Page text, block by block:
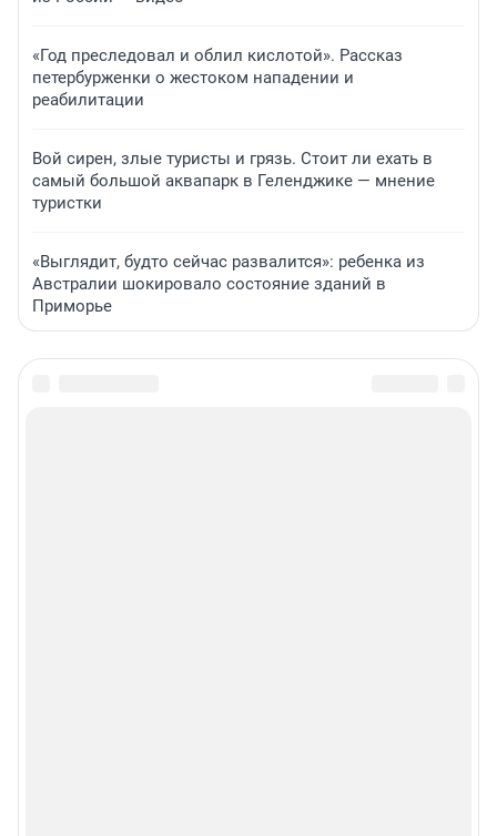
«Год преследовал и облил кислотой». Рассказ
петербурженки о жестоком нападении и
реабилитации
Вой сирен, злые туристы и грязь. Стоит ли ехать в
самый большой аквапарк в Геленджике — мнение
туристки
«Выглядит, будто сейчас развалится»: ребенка из
Австралии шокировало состояние зданий в
Приморье